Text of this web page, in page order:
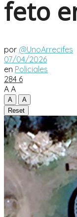
feto
por @UnoArrecifes
07/04/2026
en Policiales
284 6
A A
A
A
Reset